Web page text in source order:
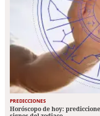
PREDICCIONES
Horóscopo de hoy: